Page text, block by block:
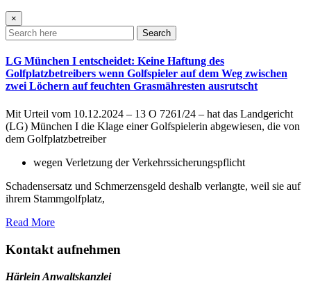
×
Search
LG München I entscheidet: Keine Haftung des
Golfplatzbetreibers wenn Golfspieler auf dem Weg zwischen
zwei Löchern auf feuchten Grasmähresten ausrutscht
Mit Urteil vom 10.12.2024 – 13 O 7261/24 – hat das Landgericht
(LG) München I die Klage einer Golfspielerin abgewiesen, die von
dem Golfplatzbetreiber
wegen Verletzung der Verkehrssicherungspflicht
Schadensersatz und Schmerzensgeld deshalb verlangte, weil sie auf
ihrem Stammgolfplatz,
Read More
Kontakt aufnehmen
Härlein Anwaltskanzlei